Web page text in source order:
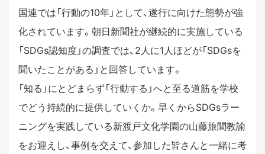
国連では「行動の10年」として、遂行に向けた態勢が強
化されています。朝日新聞社が継続的に実施している
「SDGs認知度」の調査では、2人に1人ほどが「SDGsを
聞いたことがある」と回答しています。
「知る」にとどまらず「行動する」へと至る道筋を学校
でどう持続的に提供していくか。早くからSDGsラー
ニングを実践している新渡戸文化学園の山藤旅聞教諭
をお迎えし、事例を交えて、参加した皆さんと一緒に考